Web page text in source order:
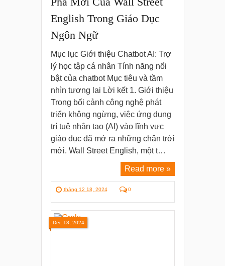
English Trong Giáo Dục
Ngôn Ngữ
Mục lục Giới thiệu Chatbot AI: Trợ
lý học tập cá nhân Tính năng nổi
bật của chatbot Mục tiêu và tầm
nhìn tương lai Lời kết 1. Giới thiệu
Trong bối cảnh công nghệ phát
triển không ngừng, việc ứng dụng
trí tuệ nhân tạo (AI) vào lĩnh vực
giáo dục đã mở ra những chân trời
mới. Wall Street English, một t…
Read more »
tháng 12 18, 2024 0
Dec 18, 2024